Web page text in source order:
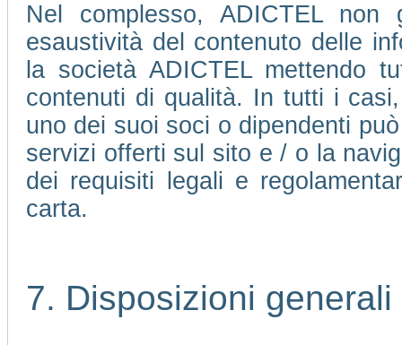
Nel complesso, ADICTEL non
esaustività del contenuto delle
la società ADICTEL mettendo
contenuti di qualità. In tutti i
uno dei suoi soci o dipendenti
servizi offerti sul sito e / o la
dei requisiti legali e
carta.
7. Disposizioni generali